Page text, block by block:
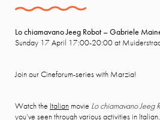
Lo chiamavano Jeeg Robot – Gabriele
Sunday 17 April 17:00-20:00 at
Join our Cineforum-series with Marzia!
Watch the Italian movie Lo chiamavano Jeeg
you’ve seen through various activities in